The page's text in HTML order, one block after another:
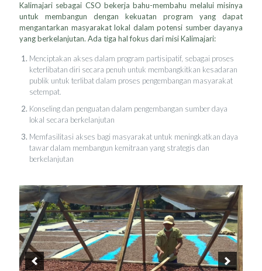
Kalimajari sebagai CSO bekerja bahu-membahu melalui misinya
untuk membangun dengan kekuatan program yang dapat
mengantarkan masyarakat lokal dalam potensi sumber dayanya
yang berkelanjutan. Ada tiga hal fokus dari misi Kalimajari:
Menciptakan akses dalam program partisipatif, sebagai proses
keterlibatan diri secara penuh untuk membangkitkan kesadaran
publik untuk terlibat dalam proses pengembangan masyarakat
setempat.
Konseling dan penguatan dalam pengembangan sumber daya
lokal secara berkelanjutan
Memfasilitasi akses bagi masyarakat untuk meningkatkan daya
tawar dalam membangun kemitraan yang strategis dan
berkelanjutan